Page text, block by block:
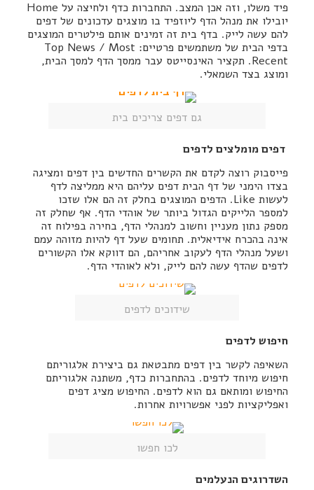
פיד משלו, וזה אכן המצב. התחברות כדף ולחיצה על Home
יובילו את מנהל הדף ליוזפיד בו מוצגים עדכונים של דפים
להם עשה לייק. בדף בית זה זמינים אותם פילטרים המוצגים
בדפי הבית של משתמשים פרטיים: Top News / Most
Recent. תקציר האינסייטס עבר ממסך הדף למסך הבית,
ומוצג בצד השמאלי.
גם דפים צריכים בית
דפים מומלצים לדפים
פייסבוק רוצה לקדם את הקשרים החדשים בין דפים ומציגה
בצדו הימני של דף הבית דפים עליהם היא ממליצה לדף
לעשות Like. הדפים המוצגים בחלק זה הם אלו שזכו
למספר הלייקים הגדול ביותר של אוהדי הדף. אף שחלק זה
מספק נתון מעניין וחשוב למנהלי הדף, בחירה בפילוח זה
אינה בהכרח אידיאלית. תחומים שעל דף להיות מזוהה עמם
ושעל מנהלי הדף לעקוב אחריהם, הם דווקא אלו הקשורים
לדפים שהדף עשה להם לייק, ולא לאוהדי הדף.
שידוכים לדפים
חיפוש לדפים
השאיפה לקשר בין דפים מתבטאת גם ביצירת אלגוריתם
חיפוש מיוחד לדפים. בהתחברות כדף, משתנה אלגוריתם
החיפוש ומותאם גם הוא לדפים. החיפוש מציג דפים
ואפליקציות לפני אפשרויות אחרות.
לכו חפשו
השדרוגים הנעלמים